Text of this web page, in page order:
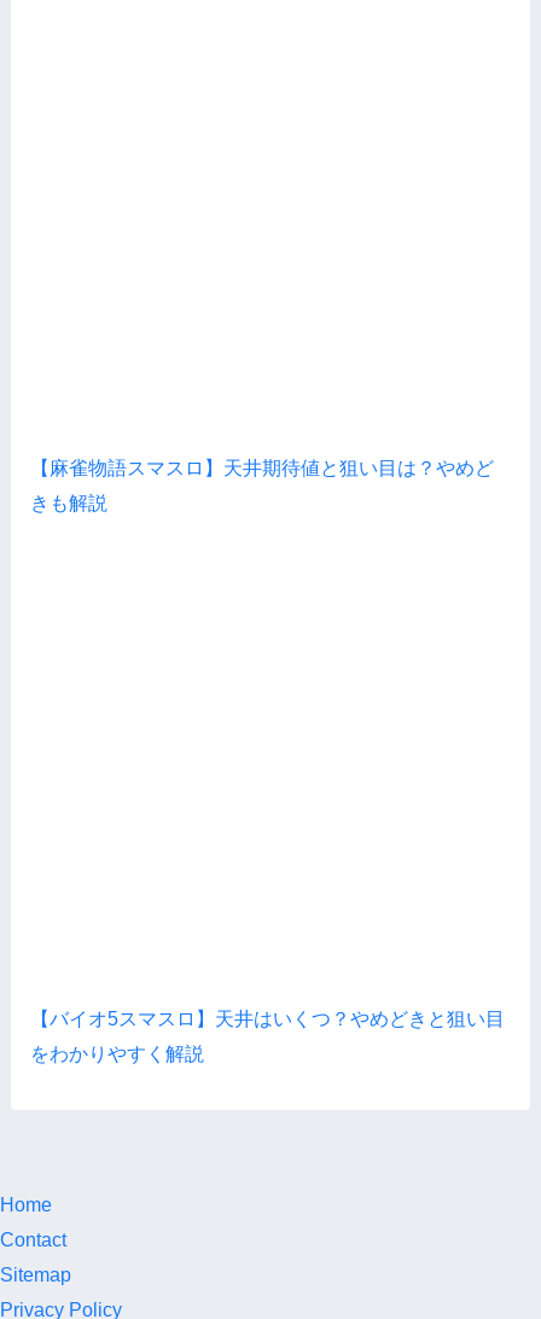
【麻雀物語スマスロ】天井期待値と狙い目は？やめど
きも解説
【バイオ5スマスロ】天井はいくつ？やめどきと狙い目
をわかりやすく解説
Home
Contact
Sitemap
Privacy Policy